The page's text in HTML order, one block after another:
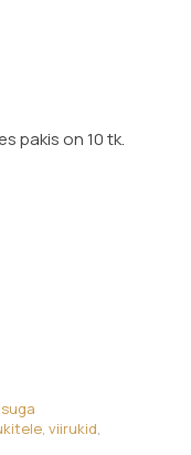
pakis on 10 tk.
, viirukid,